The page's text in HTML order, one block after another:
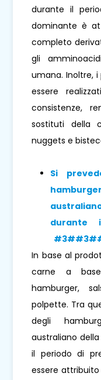
durante il
dominante è
completo
gli
umana. Inoltre,
essere
consistenze,
sostituti della
nuggets e
Si
durante
In base al
carne a
hamburger,
polpette. Tra
degli
australiano
il periodo di
essere